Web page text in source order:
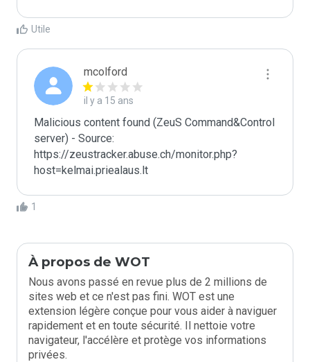
Utile
mcolford
il y a 15 ans
Malicious content found (ZeuS Command&Control
server) - Source:
https://zeustracker.abuse.ch/monitor.php?
host=kelmai.priealaus.lt
1
À propos de WOT
Nous avons passé en revue plus de 2 millions de
sites web et ce n'est pas fini. WOT est une
extension légère conçue pour vous aider à naviguer
rapidement et en toute sécurité. Il nettoie votre
navigateur, l'accélère et protège vos informations
privées.